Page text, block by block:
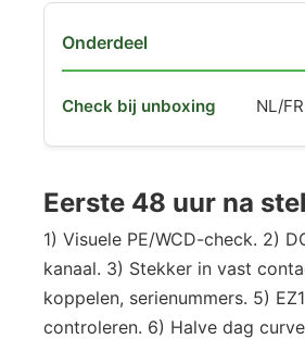
NL/
Eerste 48 uur na
1) Visuele PE/WCD-check. 2)
kanaal. 3) Stekker in vast
koppelen, serienummers. 5)
controleren. 6) Halve dag